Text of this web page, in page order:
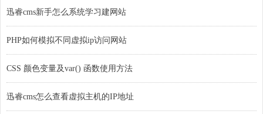
迅睿cms新手怎么系统学习建网站
PHP如何模拟不同虚拟ip访问网站
CSS 颜色变量及var() 函数使用方法
迅睿cms怎么查看虚拟主机的IP地址